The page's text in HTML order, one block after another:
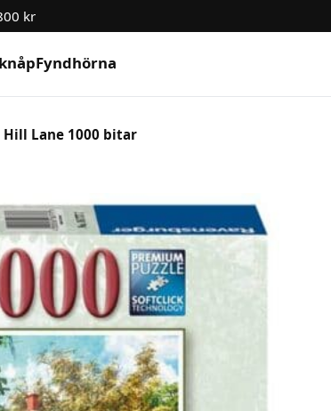
kr
Fyndhörna
Hill Lane 1000 bitar